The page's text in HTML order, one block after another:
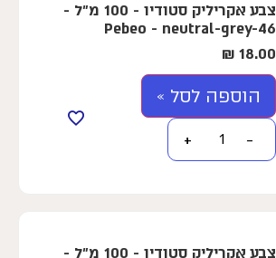
צבע אקריליק סטודיו - 100 מ"ל -
Pebeo - neutral-grey-46
18.00
₪
הוספה לסל »
−
+
צבע אקריליק סטודיו - 100 מ"ל -